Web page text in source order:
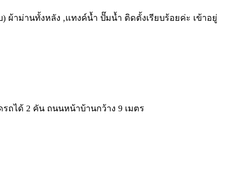
ผ้าม่านทั้งหลัง ,แทงค์น้ำ ปั๊มน้ำ ติดตั้งเรียบร้อยค่ะ เข้าอยู่
ถได้ 2 คัน ถนนหน้าบ้านกว้าง 9 เมตร